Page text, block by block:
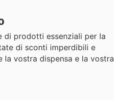
di prodotti essenziali per la
di sconti imperdibili e
la vostra dispensa e la vostra